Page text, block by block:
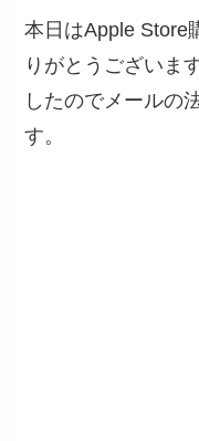
本日はApple Store
りがとうございま
したのでメールの
す。